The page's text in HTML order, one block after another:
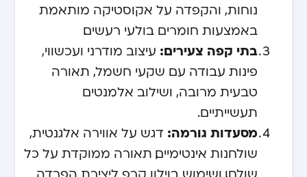
נוחות, והקפדה על אקוסטיקה מותאמת
באמצעות חומרים בולעי רעשים.
בתי קפה צעירים: עיצוב מודרני ועכשווי,
פינות עבודה עם שקעי חשמל, תאורה
טבעית מרובה, ושילוב אלמנטים
תעשייתיים.
מסעדות גורמה: דגש על אווירה אלגנטית,
שולחנות אינטימיים, תאורה ממוקדת על כל
שולחן, ושימוש בוילון קרפ ליצירת הפרדה